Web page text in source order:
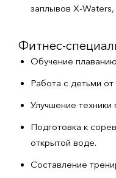
заплывов X-
Фитнес-
Обучение
Работа с детьми
Улучшение
Подготовка к
открытой воде.
Составление